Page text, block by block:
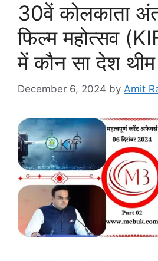
30वें कोलकाता
फिल्म महोत्सव
में कौन सा देश
December 6, 2024 by Amit